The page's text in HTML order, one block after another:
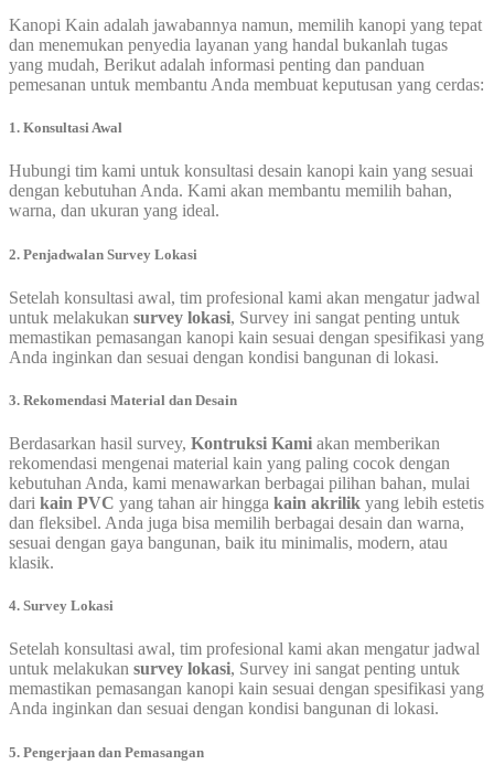
Kanopi Kain adalah jawabannya namun, memilih kanopi yang tepat
dan menemukan penyedia layanan yang handal bukanlah tugas
yang mudah, Berikut adalah informasi penting dan panduan
pemesanan untuk membantu Anda membuat keputusan yang cerdas:
1. Konsultasi Awal
Hubungi tim kami untuk konsultasi desain kanopi kain yang sesuai
dengan kebutuhan Anda. Kami akan membantu memilih bahan,
warna, dan ukuran yang ideal.
2. Penjadwalan Survey Lokasi
Setelah konsultasi awal, tim profesional kami akan mengatur jadwal
untuk melakukan survey lokasi, Survey ini sangat penting untuk
memastikan pemasangan kanopi kain sesuai dengan spesifikasi yang
Anda inginkan dan sesuai dengan kondisi bangunan di lokasi.
3. Rekomendasi Material dan Desain
Berdasarkan hasil survey, Kontruksi Kami akan memberikan
rekomendasi mengenai material kain yang paling cocok dengan
kebutuhan Anda, kami menawarkan berbagai pilihan bahan, mulai
dari kain PVC yang tahan air hingga kain akrilik yang lebih estetis
dan fleksibel. Anda juga bisa memilih berbagai desain dan warna,
sesuai dengan gaya bangunan, baik itu minimalis, modern, atau
klasik.
4. Survey Lokasi
Setelah konsultasi awal, tim profesional kami akan mengatur jadwal
untuk melakukan survey lokasi, Survey ini sangat penting untuk
memastikan pemasangan kanopi kain sesuai dengan spesifikasi yang
Anda inginkan dan sesuai dengan kondisi bangunan di lokasi.
5. Pengerjaan dan Pemasangan